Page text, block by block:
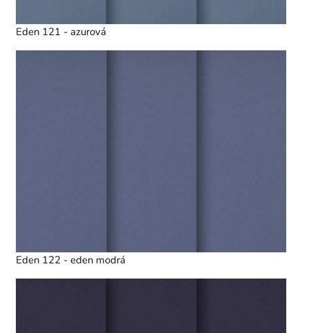
Eden 121 - azurová
Eden 122 - eden modrá